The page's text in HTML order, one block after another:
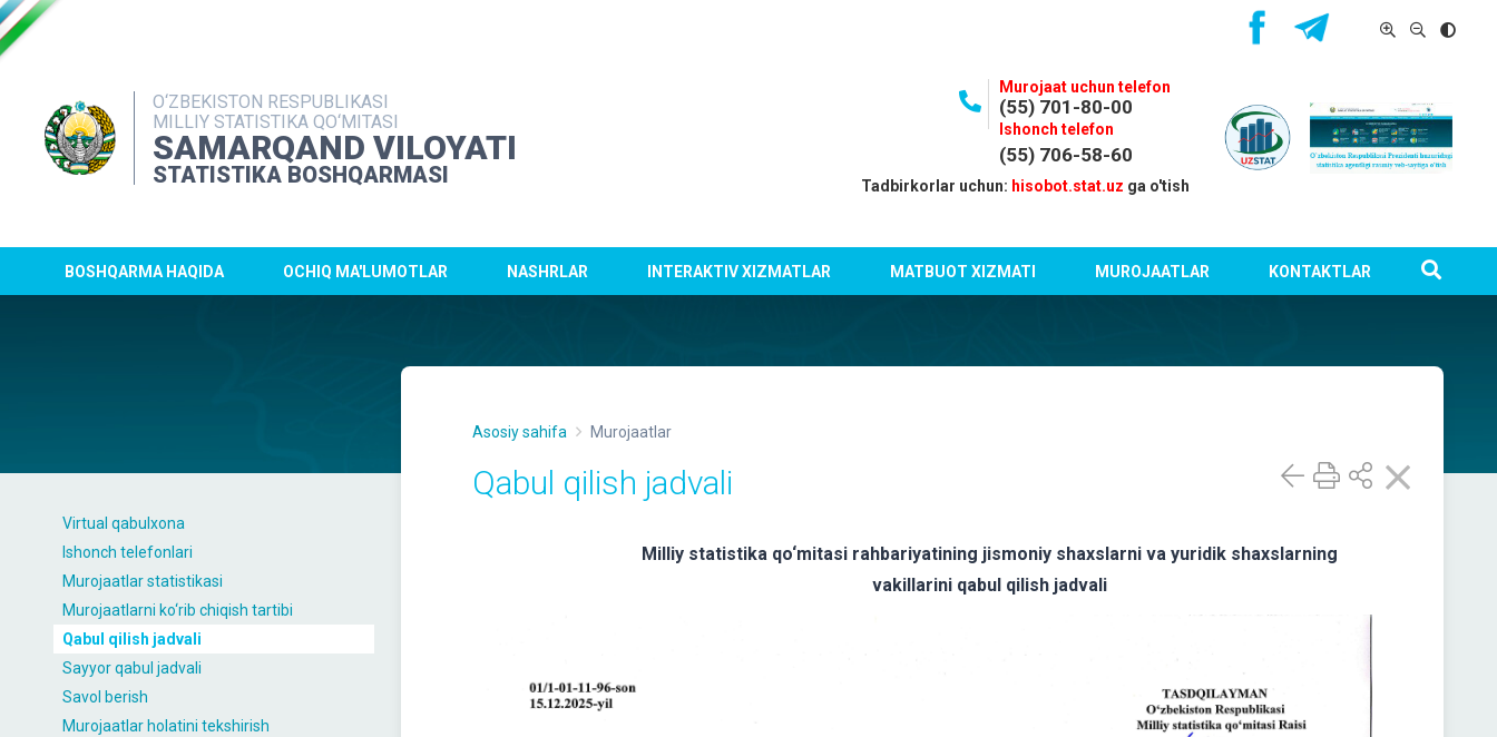
O‘ZBEKISTON RESPUBLIKASI
MILLIY STATISTIKA QO‘MITASI
SAMARQAND VILOYATI
STATISTIKA BOSHQARMASI
Murojaat uchun telefon
(55) 701-80-00
Ishonch telefon
(55) 706-58-60
Tadbirkorlar uchun: hisobot.stat.uz ga o'tish
BOSHQARMA HAQIDA OCHIQ MA'LUMOTLAR NASHRLAR INTERAKTIV XIZMATLAR MATBUOT XIZMATI MUROJAATLAR KONTAKTLAR
Virtual qabulxona
Ishonch telefonlari
Murojaatlar statistikasi
Murojaatlarni ko‘rib chiqish tartibi
Qabul qilish jadvali
Sayyor qabul jadvali
Savol berish
Murojaatlar holatini tekshirish
Asosiy sahifa Murojaatlar
Qabul qilish jadvali
Milliy statistika qo‘mitasi rahbariyatining jismoniy shaxslarni va yuridik shaxslarning
vakillarini qabul qilish jadvali